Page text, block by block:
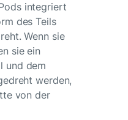
integriert
des Teils
Wenn sie
sie ein
und dem
werden,
von der